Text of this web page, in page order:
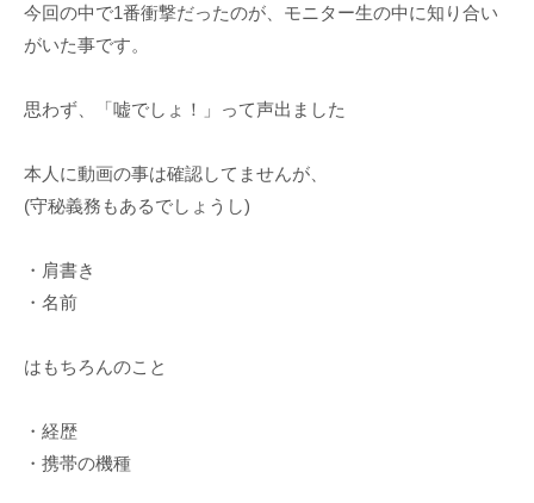
今回の中で1番衝撃だったのが、モニター生の中に知り合い
がいた事です。
思わず、「嘘でしょ！」って声出ました
本人に動画の事は確認してませんが、
(守秘義務もあるでしょうし)
・肩書き
・名前
はもちろんのこと
・経歴
・携帯の機種